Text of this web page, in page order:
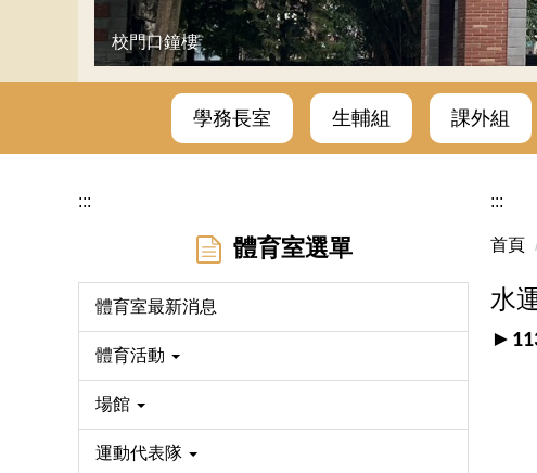
校門口鐘樓
學務長室 生輔組 課外組
:::
體育室選單
體育室最新消息
體育活動
場館
運動代表隊
:::
首頁
水
►